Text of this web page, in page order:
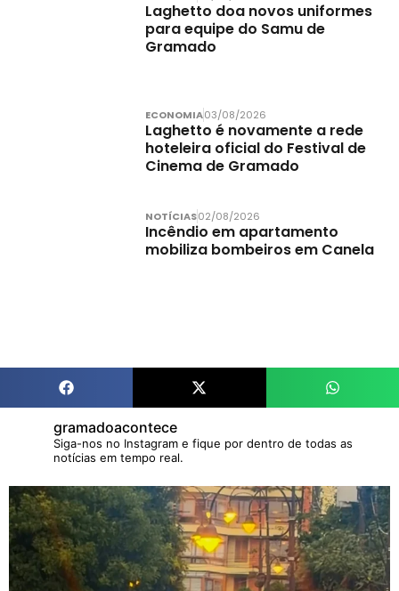
Laghetto doa novos uniformes
para equipe do Samu de
Gramado
ECONOMIA03/08/2026
Laghetto é novamente a rede
hoteleira oficial do Festival de
Cinema de Gramado
NOTÍCIAS02/08/2026
Incêndio em apartamento
mobiliza bombeiros em Canela
gramadoacontece
Siga-nos no Instagram e fique por dentro de todas as
notícias em tempo real.